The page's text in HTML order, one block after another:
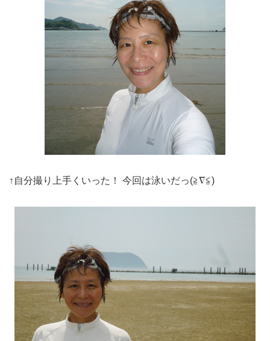
↑自分撮り上手くいった！ 今回は泳いだっ(≧∇≦)